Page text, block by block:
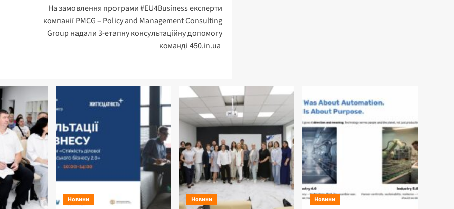
На замовлення програми #EU4Business експерти
компанії PMCG – Policy and Management Consulting
Group надали 3-етапну консультаційну допомогу
команді 450.in.ua
Новини Новини Новини